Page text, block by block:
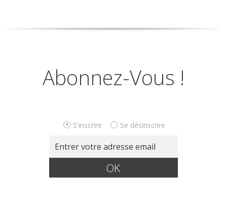
Abonnez-Vous !
S'inscrire Se désinscrire